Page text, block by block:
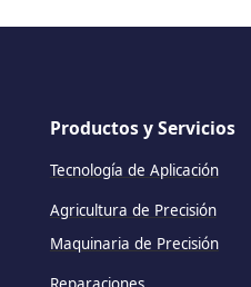
Productos y Servicios
Tecnología de Aplicación
Agricultura de Precisión
Maquinaria de Precisión